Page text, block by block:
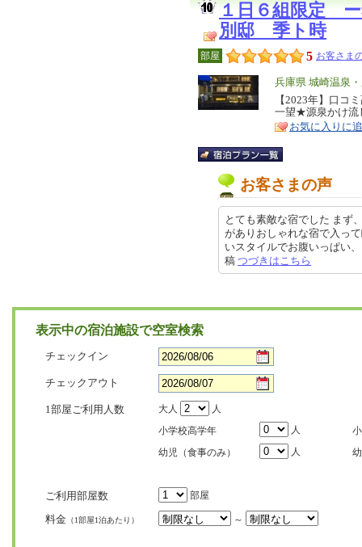
１日６組限定
別邸 季ト時
部屋 5 お客さま
エ
リ
ア
兵庫県 城崎温泉
特
徴
【2023年】口コ
一望★源泉かけ流
お気に入りに
お客さまの声
とても素敵な宿でした まず
がありおしゃれな宿で入っ
いスタイルでお腹いっぱい
稿 つづきはこちら
表示中の宿泊施設で空室検索
チェックイン
チェックアウト
1部屋ご利用人数 大人
人
小学校高学年
人
幼児（食事のみ）
人
ご利用部屋数 部屋
料金 （1部屋1泊あたり） ～